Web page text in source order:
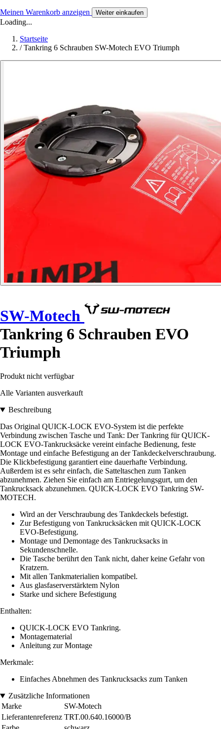
Meinen Warenkorb anzeigen Weiter einkaufen
Loading...
Startseite
/ Tankring 6 Schrauben SW-Motech EVO Triumph
SW-Motech
Tankring 6 Schrauben EVO
Triumph
Produkt nicht verfügbar
Alle Varianten ausverkauft
Beschreibung
Das Original QUICK-LOCK EVO-System ist die perfekte
Verbindung zwischen Tasche und Tank: Der Tankring für QUICK-
LOCK EVO-Tankrucksäcke vereint einfache Bedienung, feste
Montage und einfache Befestigung an der Tankdeckelverschraubung.
Die Klickbefestigung garantiert eine dauerhafte Verbindung.
Außerdem ist es sehr einfach, die Satteltaschen zum Tanken
abzunehmen. Ziehen Sie einfach am Entriegelungsgurt, um den
Tankrucksack abzunehmen. QUICK-LOCK EVO Tankring SW-
MOTECH.
Wird an der Verschraubung des Tankdeckels befestigt.
Zur Befestigung von Tankrucksäcken mit QUICK-LOCK
EVO-Befestigung.
Montage und Demontage des Tankrucksacks in
Sekundenschnelle.
Die Tasche berührt den Tank nicht, daher keine Gefahr von
Kratzern.
Mit allen Tankmaterialien kompatibel.
Aus glasfaserverstärktem Nylon
Starke und sichere Befestigung
Enthalten:
QUICK-LOCK EVO Tankring.
Montagematerial
Anleitung zur Montage
Merkmale:
Einfaches Abnehmen des Tankrucksacks zum Tanken
Zusätzliche Informationen
Marke
SW-Motech
Lieferantenreferenz TRT.00.640.16000/B